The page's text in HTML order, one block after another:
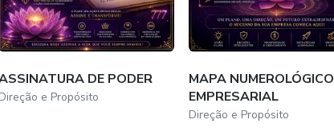
DE PODER
Direção e Propósito
MAPA NUMEROLÓGICO
EMPRESARIAL
Direção e Propósito